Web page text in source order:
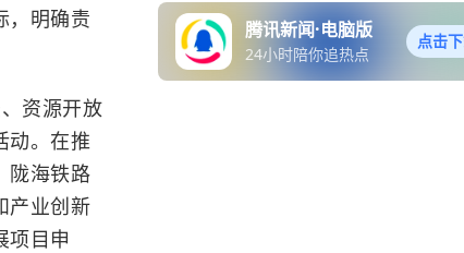
，明确责
资源开放
动。在推
陇海铁路
产业创新
项目申
腾讯新闻·电脑版
24小时陪你追热点
点击